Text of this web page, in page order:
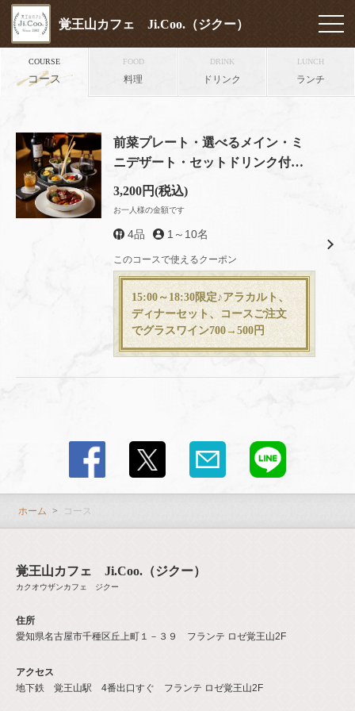
覚王山カフェ Ji.Coo.（ジクー）
COURSE
コース
FOOD
料理
DRINK
ドリンク
LUNCH
ランチ
前菜プレート・選べるメイン・ミ
ニデザート・セットドリンク付
Ji.Coo.ディナーセット
3,200円(税込)
お一人様の金額です
4品 1～10名
このコースで使えるクーポン
15:00～18:30限定♪アラカルト、
ディナーセット、コースご注文
でグラスワイン700→500円
ホーム コース
覚王山カフェ Ji.Coo.（ジクー）
カクオウザンカフェ ジクー
住所
愛知県名古屋市千種区丘上町１－３９ フランテ ロゼ覚王山2F
アクセス
地下鉄 覚王山駅 4番出口すぐ フランテ ロゼ覚王山2F
コース | 覚王山カフェ Ji.Coo.（ジクー）
愛知県名古屋市千種区丘上町１－３９ フランテ ロゼ覚王山2F
お店情報をコピー
閉じる